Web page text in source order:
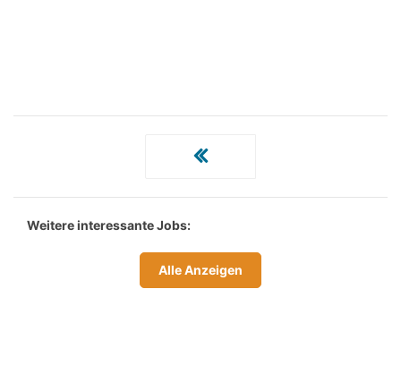
Weitere interessante Jobs:
Alle Anzeigen